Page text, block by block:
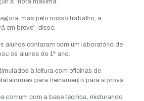
a “nota máxima”.
mas pelo nosso trabalho, a
em breve”, disse.
alunos contaram com um laboratório de
os alunos do 1° ano.
à leitura com oficinas de
para treinamento para a prova.
comum com a base técnica, misturando